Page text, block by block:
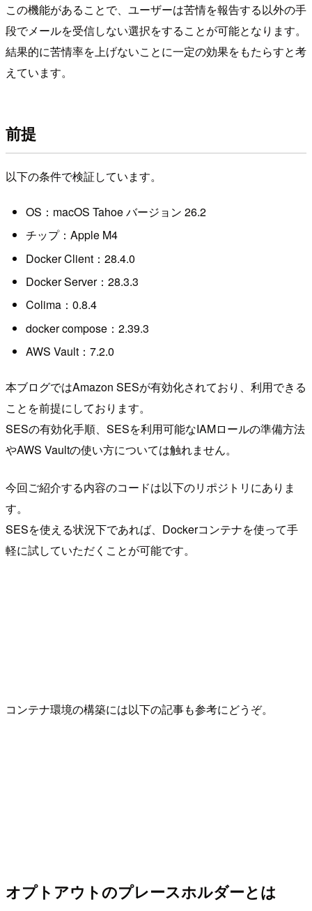
この機能があることで、ユーザーは苦情を報告する以外の手
段でメールを受信しない選択をすることが可能となります。
結果的に苦情率を上げないことに一定の効果をもたらすと考
えています。
前提
以下の条件で検証しています。
OS：macOS Tahoe バージョン 26.2
チップ：Apple M4
Docker Client：28.4.0
Docker Server：28.3.3
Colima：0.8.4
docker compose：2.39.3
AWS Vault：7.2.0
本ブログではAmazon SESが有効化されており、利用できる
ことを前提にしております。
SESの有効化手順、SESを利用可能なIAMロールの準備方法
やAWS Vaultの使い方については触れません。
今回ご紹介する内容のコードは以下のリポジトリにありま
す。
SESを使える状況下であれば、Dockerコンテナを使って手
軽に試していただくことが可能です。
コンテナ環境の構築には以下の記事も参考にどうぞ。
オプトアウトのプレースホルダーとは